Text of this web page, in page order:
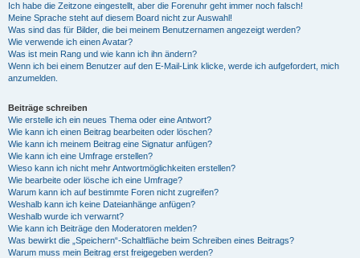
Ich habe die Zeitzone eingestellt, aber die Forenuhr geht immer noch falsch!
Meine Sprache steht auf diesem Board nicht zur Auswahl!
Was sind das für Bilder, die bei meinem Benutzernamen angezeigt werden?
Wie verwende ich einen Avatar?
Was ist mein Rang und wie kann ich ihn ändern?
Wenn ich bei einem Benutzer auf den E-Mail-Link klicke, werde ich aufgefordert, mich
anzumelden.
Beiträge schreiben
Wie erstelle ich ein neues Thema oder eine Antwort?
Wie kann ich einen Beitrag bearbeiten oder löschen?
Wie kann ich meinem Beitrag eine Signatur anfügen?
Wie kann ich eine Umfrage erstellen?
Wieso kann ich nicht mehr Antwortmöglichkeiten erstellen?
Wie bearbeite oder lösche ich eine Umfrage?
Warum kann ich auf bestimmte Foren nicht zugreifen?
Weshalb kann ich keine Dateianhänge anfügen?
Weshalb wurde ich verwarnt?
Wie kann ich Beiträge den Moderatoren melden?
Was bewirkt die „Speichern“-Schaltfläche beim Schreiben eines Beitrags?
Warum muss mein Beitrag erst freigegeben werden?